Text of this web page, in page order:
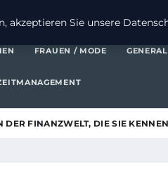
FRAUEN / MODE GENERAL
DER FINANZWELT, DIE SIE
akzeptieren Sie unsere